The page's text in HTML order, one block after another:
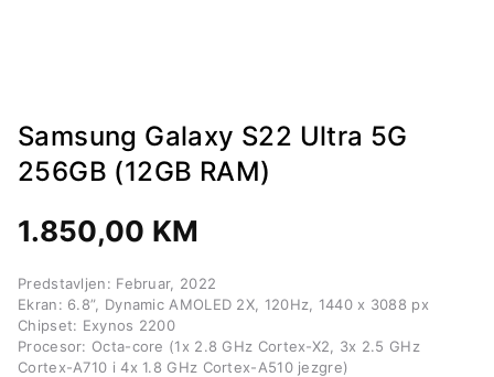
Samsung Galaxy S22 Ultra 5G
256GB (12GB RAM)
1.850,00 KM
Predstavljen: Februar, 2022
Ekran: 6.8”, Dynamic AMOLED 2X, 120Hz, 1440 x 3088 px
Chipset: Exynos 2200
Procesor: Octa-core (1x 2.8 GHz Cortex-X2, 3x 2.5 GHz
Cortex-A710 i 4x 1.8 GHz Cortex-A510 jezgre)